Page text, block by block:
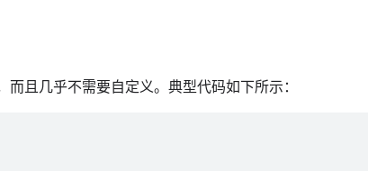
且几乎不需要自定义。典型代码如下所示：